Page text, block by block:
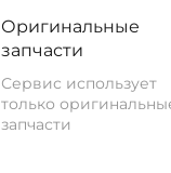
Оригинальные
запчасти
Сервис использует
только
запчасти